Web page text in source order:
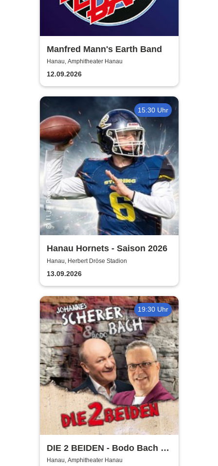
Manfred Mann's Earth Band
Hanau, Amphitheater Hanau
12.09.2026
15:30 Uhr
Hanau Hornets - Saison 2026
Hanau, Herbert Dröse Stadion
13.09.2026
19:30 Uhr
DIE 2 BEIDEN - Bodo Bach &
Johannes Scherer
Hanau, Amphitheater Hanau